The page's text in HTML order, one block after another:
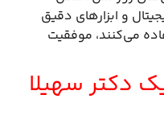
و ابزارهای دقیق
می‌کنند، موفقیت
دکتر سهیلا